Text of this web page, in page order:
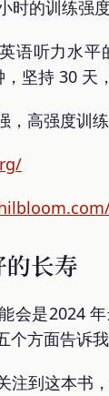
时的训练强
语听力水
坚持 30 天
，高强度训
长寿
会是2024
个方面告诉
注到这本书